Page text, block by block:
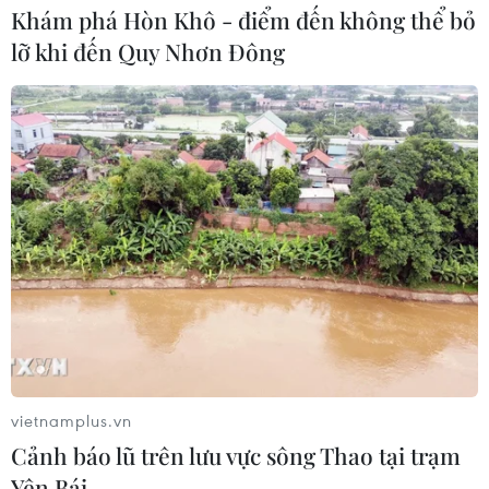
Khẩn trường khám nghiệm
hiện trường, điều tra nguyên nhân
vụ cháy chợ Biên Hòa
06/08/2026 04:37
Nâng cao hiệu quả đấu tranh phòng,
chống tội phạm và vi phạm pháp luật
06/08/2026 04:13
Cảnh báo thủ đoạn lừa đảo đưa lao
động thời vụ sang Hàn Quốc
06/08/2026 04:11
Khám phá Hòn Khô - điểm đến không thể bỏ
lỡ khi đến Quy Nhơn Đông
vietnamplus.vn
Cảnh báo lũ trên lưu vực sông Thao tại trạm